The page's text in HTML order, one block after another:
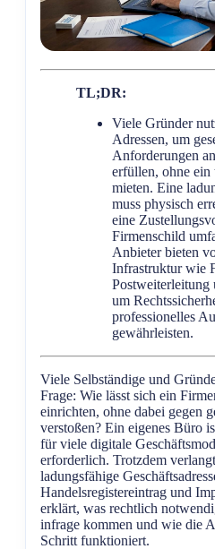
TL;DR:
Viele Gründer
Adressen, um
Anforderungen
erfüllen, ohne ein
mieten. Eine
muss physisch
eine
Firmenschild
Anbieter bieten
Infrastruktur wie
Postweiterleitung
um
professionelles
gewährleisten.
Viele Selbständige und
Frage: Wie lässt sich ein
einrichten, ohne dabei gegen
verstoßen? Ein eigenes Büro
für viele digitale
erforderlich. Trotzdem
ladungsfähige
Handelsregistereintrag und
erklärt, was rechtlich
infrage kommen und wie die
Schritt funktioniert.